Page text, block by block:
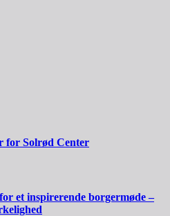
for Solrød Center
et inspirerende borgermøde –